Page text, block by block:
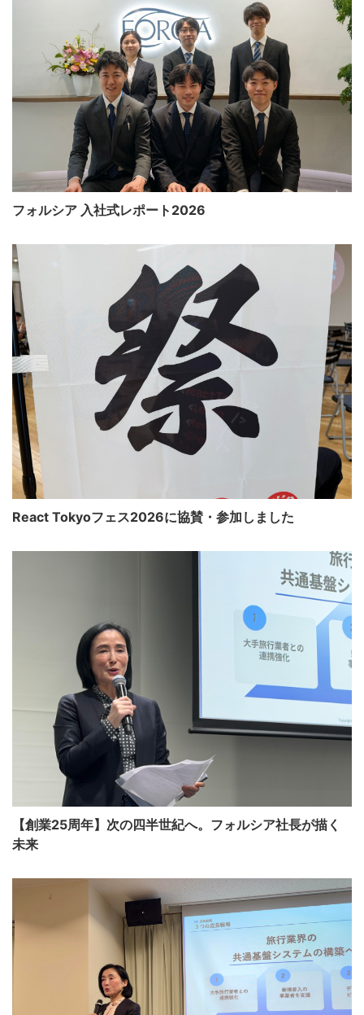
フォルシア 入社式レポート2026
React Tokyoフェス2026に協賛・参加しました
【創業25周年】次の四半世紀へ。フォルシア社長が描く
未来